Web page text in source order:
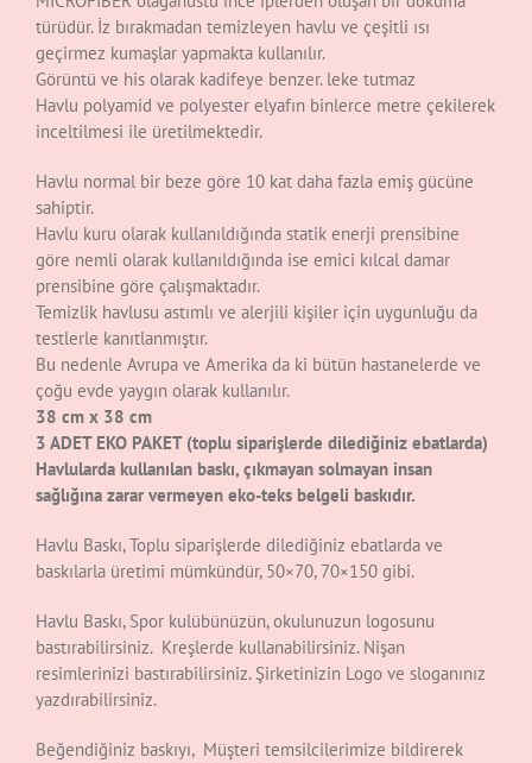
türüdür. İz bırakmadan temizleyen havlu ve çeşitli ısı
geçirmez kumaşlar yapmakta kullanılır.
Görüntü ve his olarak kadifeye benzer. leke tutmaz
Havlu polyamid ve polyester elyafın binlerce metre çekilerek
inceltilmesi ile üretilmektedir.
Havlu normal bir beze göre 10 kat daha fazla emiş gücüne
sahiptir.
Havlu kuru olarak kullanıldığında statik enerji prensibine
göre nemli olarak kullanıldığında ise emici kılcal damar
prensibine göre çalışmaktadır.
Temizlik havlusu astımlı ve alerjili kişiler için uygunluğu da
testlerle kanıtlanmıştır.
Bu nedenle Avrupa ve Amerika da ki bütün hastanelerde ve
çoğu evde yaygın olarak kullanılır.
38 cm x 38 cm
3 ADET EKO PAKET (toplu siparişlerde dilediğiniz ebatlarda)
Havlularda kullanılan baskı, çıkmayan solmayan insan
sağlığına zarar vermeyen eko-teks belgeli baskıdır.
Havlu Baskı, Toplu siparişlerde dilediğiniz ebatlarda ve
baskılarla üretimi mümkündür, 50×70, 70×150 gibi.
Havlu Baskı, Spor kulübünüzün, okulunuzun logosunu
bastırabilirsiniz. Kreşlerde kullanabilirsiniz. Nişan
resimlerinizi bastırabilirsiniz. Şirketinizin Logo ve sloganınız
yazdırabilirsiniz.
Beğendiğiniz baskıyı, Müşteri temsilcilerimize bildirerek